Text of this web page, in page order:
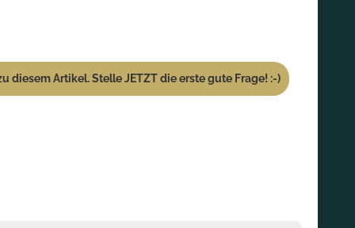
diesem Artikel. Stelle JETZT die erste gute Frage! :-)